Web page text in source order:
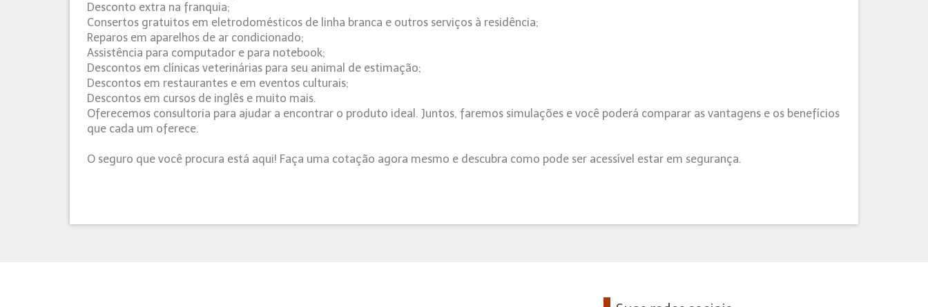
Desconto extra na franquia;
Consertos gratuitos em eletrodomésticos de linha branca e outros serviços à residência;
Reparos em aparelhos de ar condicionado;
Assistência para computador e para notebook;
Descontos em clínicas veterinárias para seu animal de estimação;
Descontos em restaurantes e em eventos culturais;
Descontos em cursos de inglês e muito mais.
Oferecemos consultoria para ajudar a encontrar o produto ideal. Juntos, faremos simulações e você poderá comparar as vantagens e os benefícios
que cada um oferece.
O seguro que você procura está aqui! Faça uma cotação agora mesmo e descubra como pode ser acessível estar em segurança.